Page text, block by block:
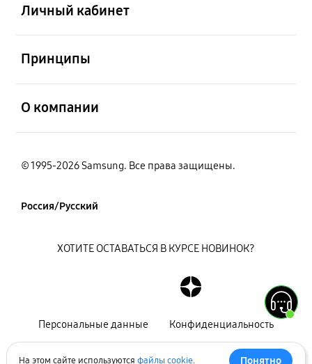
Личный кабинет
Принципы
О компании
© 1995-2026 Samsung. Все права защищены.
Россия/Русский
Персональные данные Конфиденциальность
ХОТИТЕ ОСТАВАТЬСЯ В КУРСЕ НОВИНОК?
На этом сайте используются файлы cookie. Понятно